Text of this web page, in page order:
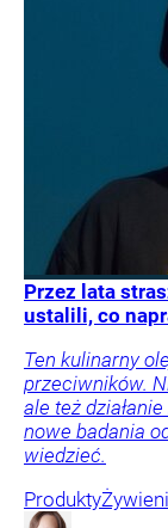
Przez lata
ustalili, co
Ten kulinarny
przeciwników.
ale też
nowe badania
wiedzieć.
Produkty